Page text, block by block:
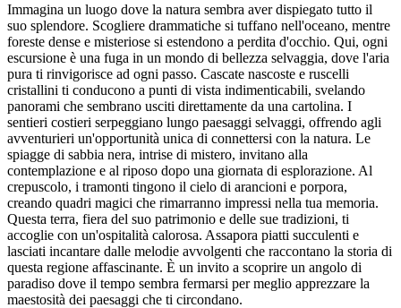
Immagina un luogo dove la natura sembra aver dispiegato tutto il
suo splendore. Scogliere drammatiche si tuffano nell'oceano, mentre
foreste dense e misteriose si estendono a perdita d'occhio. Qui, ogni
escursione è una fuga in un mondo di bellezza selvaggia, dove l'aria
pura ti rinvigorisce ad ogni passo. Cascate nascoste e ruscelli
cristallini ti conducono a punti di vista indimenticabili, svelando
panorami che sembrano usciti direttamente da una cartolina. I
sentieri costieri serpeggiano lungo paesaggi selvaggi, offrendo agli
avventurieri un'opportunità unica di connettersi con la natura. Le
spiagge di sabbia nera, intrise di mistero, invitano alla
contemplazione e al riposo dopo una giornata di esplorazione. Al
crepuscolo, i tramonti tingono il cielo di arancioni e porpora,
creando quadri magici che rimarranno impressi nella tua memoria.
Questa terra, fiera del suo patrimonio e delle sue tradizioni, ti
accoglie con un'ospitalità calorosa. Assapora piatti succulenti e
lasciati incantare dalle melodie avvolgenti che raccontano la storia di
questa regione affascinante. È un invito a scoprire un angolo di
paradiso dove il tempo sembra fermarsi per meglio apprezzare la
maestosità dei paesaggi che ti circondano.